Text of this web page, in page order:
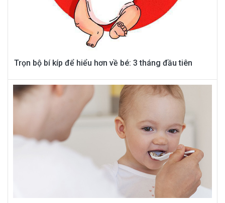
Trọn bộ bí kíp để hiểu hơn về bé: 3 tháng đầu tiên